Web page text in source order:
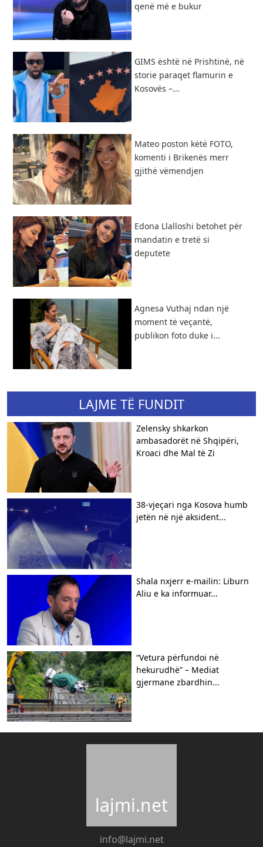
qenë më e bukur
GIMS është në Prishtinë, në
storie paraqet flamurin e
Kosovës –...
Mateo poston këtë FOTO,
komenti i Brikenës merr
gjithë vëmendjen
Edona Llalloshi betohet për
mandatin e tretë si
deputete
Agnesa Vuthaj ndan një
moment të veçantë,
publikon foto duke i...
LAJME TË FUNDIT
Zelensky shkarkon
ambasadorët në Shqipëri,
Kroaci dhe Mal të Zi
38-vjeçari nga Kosova humb
jetën në një aksident...
Shala nxjerr e-mailin: Liburn
Aliu e ka informuar...
“Vetura përfundoi në
hekurudhë” – Mediat
gjermane zbardhin...
lajmi.net
info@lajmi.net